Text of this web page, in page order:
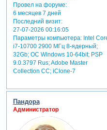
Провел на форуме:
6 месяцев 7 дней
Последний визит:
27-07-2026 00:16:05
Параметры компьютера:Intel
i7-10700 2900 МГц 8-ядерный;
32Gb; ОС Windows 10-64bit; PSP
9.0.3797 Rus; Adobe Master
Collection СС; iClone-7
Пандора
Администратор